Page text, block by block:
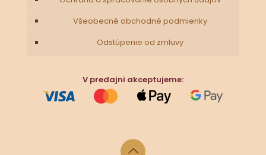
Všeobecné obchodné podmienky
Odstúpenie od zmluvy
V predajni akceptujeme: